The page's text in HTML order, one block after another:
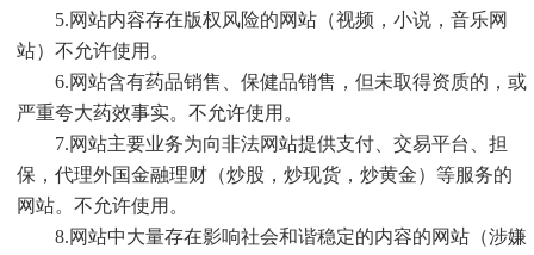
5.网站内容存在版权风险的网站（视频，小说，音乐网
站）不允许使用。
6.网站含有药品销售、保健品销售，但未取得资质的，或
严重夸大药效事实。不允许使用。
7.网站主要业务为向非法网站提供支付、交易平台、担
保，代理外国金融理财（炒股，炒现货，炒黄金）等服务的
网站。不允许使用。
8.网站中大量存在影响社会和谐稳定的内容的网站（涉嫌